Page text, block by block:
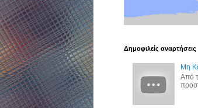
Δημοφιλείς αναρτήσεις
Μη
Από